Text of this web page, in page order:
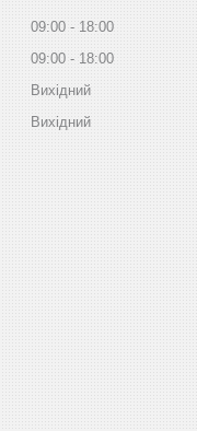
09:00
18:00
09:00
18:00
Вихідний
Вихідний